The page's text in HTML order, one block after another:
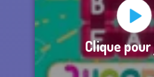
Clique